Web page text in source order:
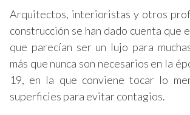
Arquitectos, interioristas y otros
construcción se han dado cuenta que
que parecían ser un lujo para
más que nunca son necesarios en la
19, en la que conviene tocar lo
superficies para evitar contagios.